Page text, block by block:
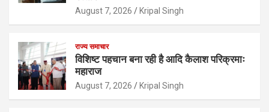
August 7, 2026 Kripal Singh
राज्य समाचार
विशिष्ट पहचान बना रही है आदि कैलाश परिक्रमाः
महाराज
August 7, 2026 Kripal Singh